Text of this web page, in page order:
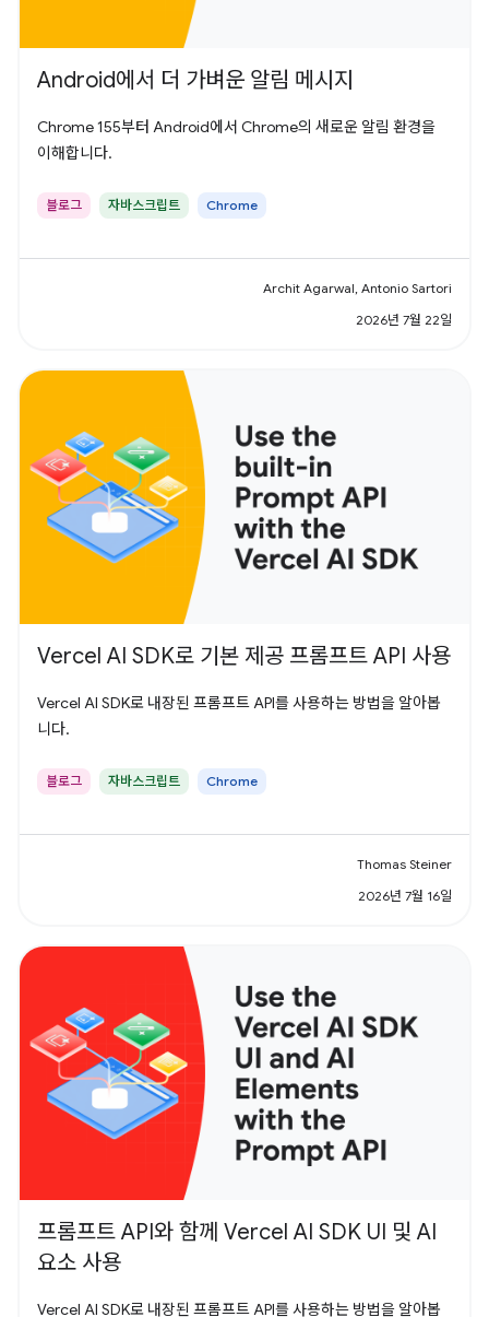
Android에서 더 가벼운 알림 메시지
Chrome 155부터 Android에서 Chrome의 새로운 알림 환경을
이해합니다.
블로그 자바스크립트 Chrome
Archit Agarwal, Antonio Sartori
2026년 7월 22일
Vercel AI SDK로 기본 제공 프롬프트 API 사용
Vercel AI SDK로 내장된 프롬프트 API를 사용하는 방법을 알아봅
니다.
블로그 자바스크립트 Chrome
Thomas Steiner
2026년 7월 16일
프롬프트 API와 함께 Vercel AI SDK UI 및 AI
요소 사용
Vercel AI SDK로 내장된 프롬프트 API를 사용하는 방법을 알아봅